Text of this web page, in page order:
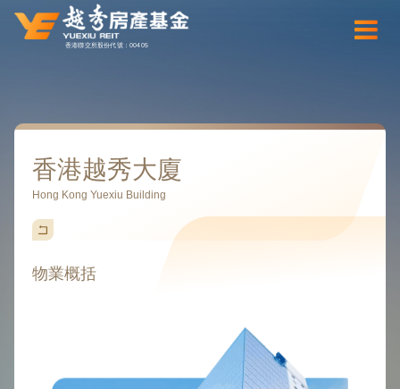
香港聯交所股份代號：00405
香港越秀大廈
Hong Kong Yuexiu Building
物業概括